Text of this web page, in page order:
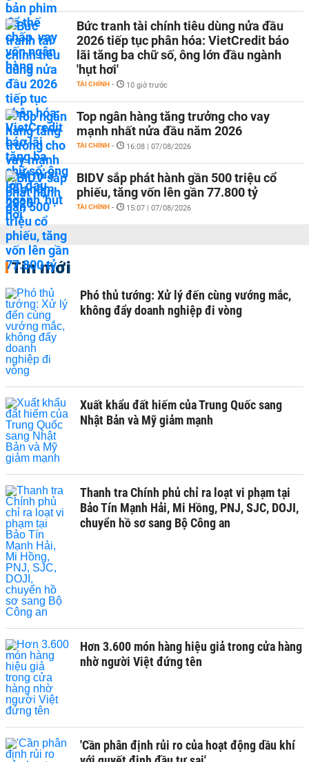
Bức tranh tài chính tiêu dùng nửa đầu
2026 tiếp tục phân hóa: VietCredit báo
lãi tăng ba chữ số, ông lớn đầu ngành
'hụt hơi'
TÀI CHÍNH - 10 giờ trước
Top ngân hàng tăng trưởng cho vay
mạnh nhất nửa đầu năm 2026
TÀI CHÍNH - 16:08 | 07/08/2026
BIDV sắp phát hành gần 500 triệu cổ
phiếu, tăng vốn lên gần 77.800 tỷ
TÀI CHÍNH - 15:07 | 07/08/2026
Tin mới
Phó thủ tướng: Xử lý đến cùng vướng mắc,
không đẩy doanh nghiệp đi vòng
Xuất khẩu đất hiếm của Trung Quốc sang
Nhật Bản và Mỹ giảm mạnh
Thanh tra Chính phủ chỉ ra loạt vi phạm tại
Bảo Tín Mạnh Hải, Mi Hồng, PNJ, SJC, DOJI,
chuyển hồ sơ sang Bộ Công an
Hơn 3.600 món hàng hiệu giả trong cửa hàng
nhờ người Việt đứng tên
'Cần phân định rủi ro của hoạt động dầu khí